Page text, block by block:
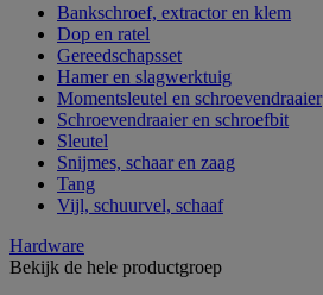
Bankschroef, extractor en klem
Dop en ratel
Gereedschapsset
Hamer en slagwerktuig
Momentsleutel en schroevendraaier
Schroevendraaier en schroefbit
Sleutel
Snijmes, schaar en zaag
Tang
Vijl, schuurvel, schaaf
Hardware
Bekijk de hele productgroep